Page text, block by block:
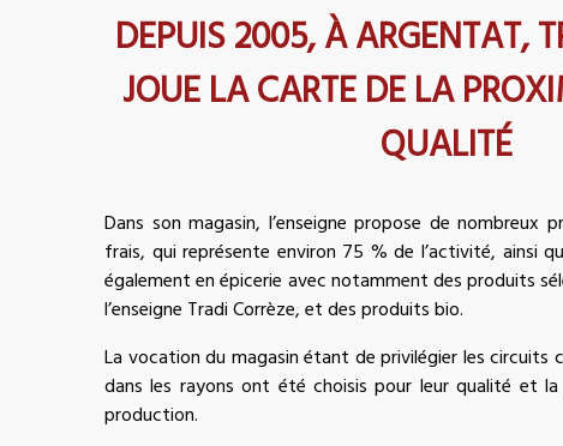
DEPUIS 2005, À ARGENTAT,
JOUE LA CARTE DE LA
QUALITÉ
Dans son magasin, l’enseigne propose de nombreux
frais, qui représente environ 75 % de l’activité, ainsi
également en épicerie avec notamment des produits
l’enseigne Tradi Corrèze, et des produits bio.
La vocation du magasin étant de privilégier les circuits
dans les rayons ont été choisis pour leur qualité et
production.